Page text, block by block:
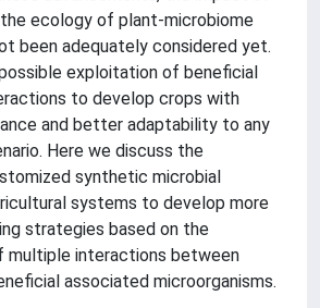
ecology of plant-microbiome
been adequately considered yet.
exploitation of beneficial
to develop crops with
and better adaptability to any
Here we discuss the
synthetic microbial
systems to develop more
strategies based on the
multiple interactions between
associated microorganisms.